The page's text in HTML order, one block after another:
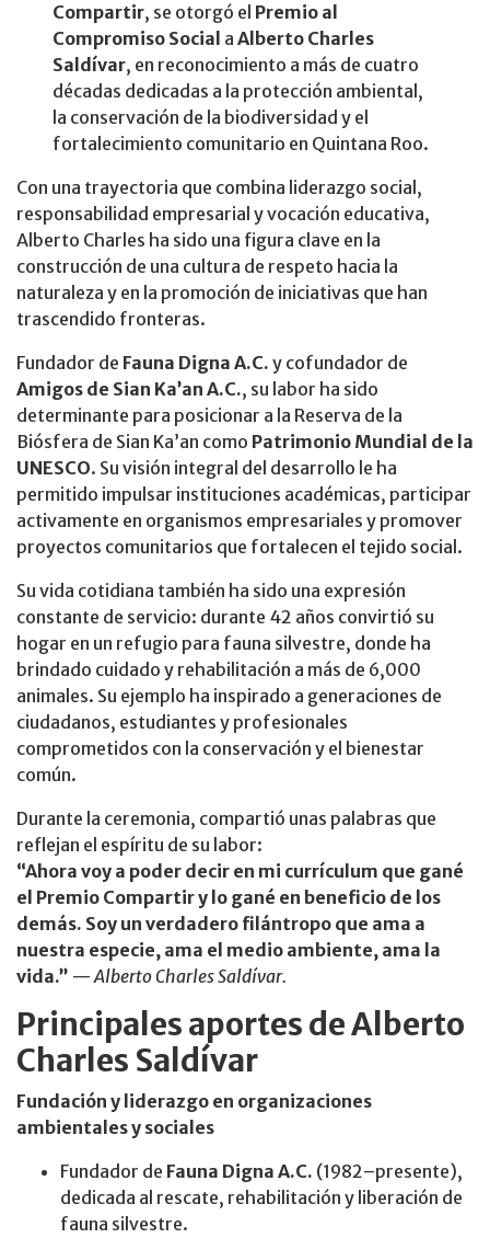
Compartir, se otorgó el Premio al
Compromiso Social aAlberto Charles
Saldívar, en reconocimiento a más de cuatro
décadas dedicadas a la protección ambiental,
la conservación de la biodiversidad y el
fortalecimiento comunitario en Quintana Roo.
Con una trayectoria que combina liderazgo social,
responsabilidad empresarial y vocación educativa,
Alberto Charles ha sido una figura clave en la
construcción de una cultura de respeto hacia la
naturaleza y en la promoción de iniciativas que han
trascendido fronteras.
Fundador de Fauna Digna A.C. y cofundador de
Amigos de Sian Ka’an A.C., su labor ha sido
determinante para posicionar a la Reserva de la
Biósfera de Sian Ka’an como Patrimonio Mundial de la
UNESCO. Su visión integral del desarrollo le ha
permitido impulsar instituciones académicas, participar
activamente en organismos empresariales y promover
proyectos comunitarios que fortalecen el tejido social.
Su vida cotidiana también ha sido una expresión
constante de servicio: durante 42 años convirtió su
hogar en un refugio para fauna silvestre, donde ha
brindado cuidado y rehabilitación a más de 6,000
animales. Su ejemplo ha inspirado a generaciones de
ciudadanos, estudiantes y profesionales
comprometidos con la conservación y el bienestar
común.
Durante la ceremonia, compartió unas palabras que
reflejan el espíritu de su labor:
“Ahora voy a poder decir en mi currículum que gané
el Premio Compartir y lo gané en beneficio de los
demás. Soy un verdadero filántropo que ama a
nuestra especie, ama el medio ambiente, ama la
vida.” —Alberto Charles Saldívar.
Principales aportes de Alberto
Charles Saldívar
Fundación y liderazgo en organizaciones
ambientales y sociales
Fundador de Fauna Digna A.C. (1982–presente),
dedicada al rescate, rehabilitación y liberación de
fauna silvestre.